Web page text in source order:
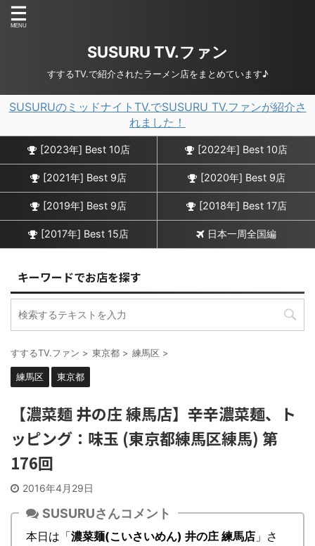
SUSURU TV.ファン
すするTV.で紹介されたラーメン店をまとめています♪
SUSURUのミッドナイトTV.でSUSURU TV.ファンが紹介さ
れました！
[2023年] Best 10店 [2022年] Best 10店
[2021年] Best 9店 [2020年] Best 9店
[2019年] Best 9店 [2018年] Best 17店
[2017年] Best 15店 日本一周全国編
キーワードでお店を探す
すするTV.ファン > 東京都 > 練馬区 >
練馬区 東京都
【濃菜麺 井の庄 練馬店】辛辛濃菜麺、ト
ッピング：味玉 (東京都練馬区練馬) 第
176回
2016年4月29日
SUSURUさんコメント
本日は「濃菜麺(こいさいめん) 井の庄 練馬店 」さ